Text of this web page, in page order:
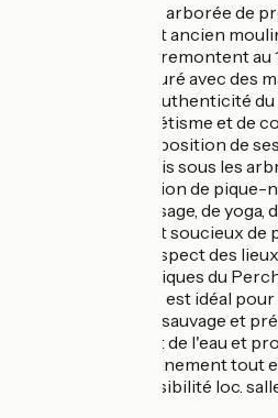
Sur une propriété arborée de
par une rivière, cet ancien
premières traces remontent au
récemment restauré avec des
pour préserver l'authenticité
modernité, d'esthétisme et de
également à la disposition de
Elle permet, au frais sous les
rivière, l'organisation de pique-
de bien-être/massage, de yoga,
propriétaires sont soucieux de
en attente d'un respect des
villages emblématiques du
itinéraires, le spot est idéal
d'environnement sauvage et
bercer par le bruit de l'eau et
calme de l'environnement tout
remarquable. Possibilité loc.